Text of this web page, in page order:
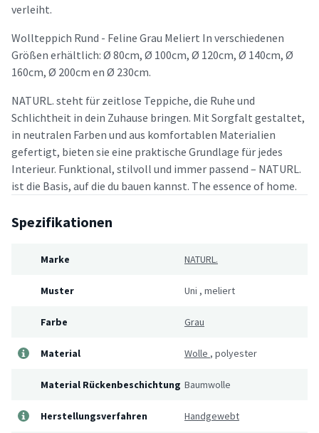
verleiht.
Wollteppich Rund - Feline Grau Meliert In verschiedenen
Größen erhältlich: Ø 80cm, Ø 100cm, Ø 120cm, Ø 140cm, Ø
160cm, Ø 200cm en Ø 230cm.
NATURL. steht für zeitlose Teppiche, die Ruhe und
Schlichtheit in dein Zuhause bringen. Mit Sorgfalt gestaltet,
in neutralen Farben und aus komfortablen Materialien
gefertigt, bieten sie eine praktische Grundlage für jedes
Interieur. Funktional, stilvoll und immer passend – NATURL.
ist die Basis, auf die du bauen kannst. The essence of home.
Spezifikationen
Marke NATURL.
Muster Uni , meliert
Farbe Grau
Material Wolle , polyester
Material Rückenbeschichtung Baumwolle
Herstellungsverfahren Handgewebt